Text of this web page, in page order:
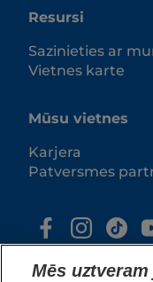
Resursi
Sazinieties ar
Vietnes karte
Mūsu vietnes
Karjera
Patversmes
Mēs